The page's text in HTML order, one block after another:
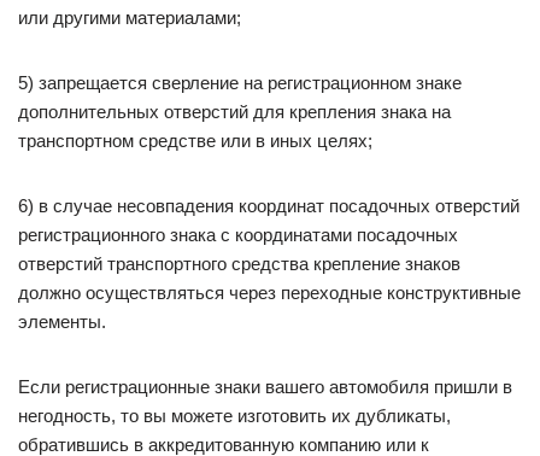
или другими материалами;
5) запрещается сверление на регистрационном знаке
дополнительных отверстий для крепления знака на
транспортном средстве или в иных целях;
6) в случае несовпадения координат посадочных отверстий
регистрационного знака с координатами посадочных
отверстий транспортного средства крепление знаков
должно осуществляться через переходные конструктивные
элементы.
Если регистрационные знаки вашего автомобиля пришли в
негодность, то вы можете изготовить их дубликаты,
обратившись в аккредитованную компанию или к